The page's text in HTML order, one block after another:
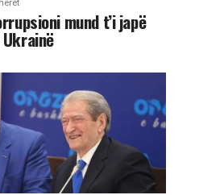
mund t’i japë